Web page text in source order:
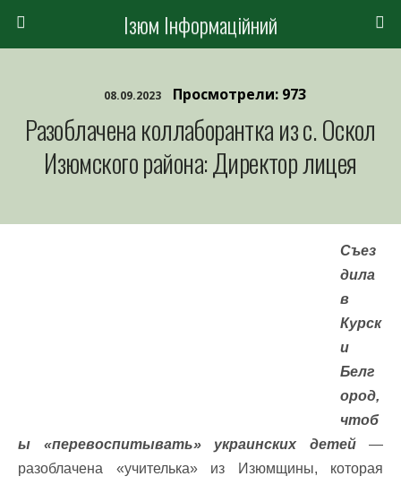
Ізюм Інформаційний
08.09.2023 Просмотрели: 973
Разоблачена коллаборантка из с. Оскол
Изюмского района: Директор лицея
Съез
дила
в
Курск
и
Белг
ород,
чтоб
ы «перевоспитывать» украинских детей —
разоблачена «учителька» из Изюмщины, которая